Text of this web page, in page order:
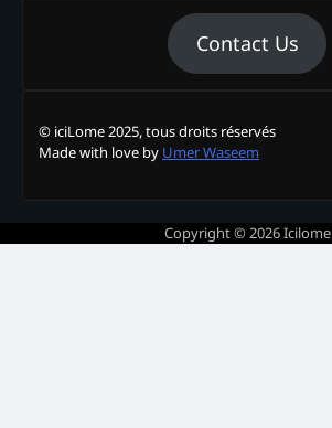
Contact Us
© iciLome 2025, tous droits réservés
Made with love by Umer Waseem
Copyright © 2026Icilome